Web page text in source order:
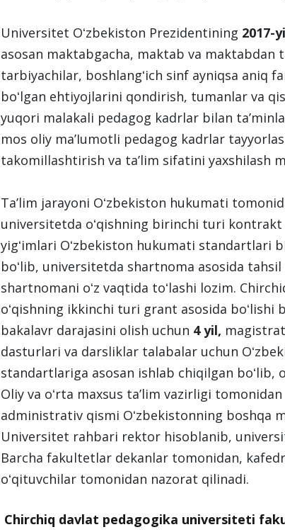
Universitet Oʻzbekiston Prezidentining 2017-
asosan maktabgacha, maktab va maktabdan
tarbiyachilar, boshlangʻich sinf ayniqsa aniq
boʻlgan ehtiyojlarini qondirish, tumanlar va
yuqori malakali pedagog kadrlar bilan
mos oliy maʼIumotli pedagog kadrlar
takomillashtirish va taʼlim sifatini yaxshilash
Taʼlim jarayoni Oʻzbekiston hukumati
universitetda oʻqishning birinchi turi kontrakt
yigʻimlari Oʻzbekiston hukumati standartlari
boʻlib, universitetda shartnoma asosida
shartnomani oʻz vaqtida toʻlashi lozim.
oʻqishning ikkinchi turi grant asosida boʻlishi
bakalavr darajasini olish uchun 4 yil,
dasturlari va darsliklar talabalar uchun
standartlariga asosan ishlab chiqilgan boʻlib,
Oliy va oʻrta maxsus taʼlim vazirligi
administrativ qismi Oʻzbekistonning
Universitet rahbari rektor hisoblanib,
Barcha fakultetlar dekanlar tomonidan,
oʻqituvchilar tomonidan nazorat qilinadi.
Chirchiq davlat pedagogika universiteti